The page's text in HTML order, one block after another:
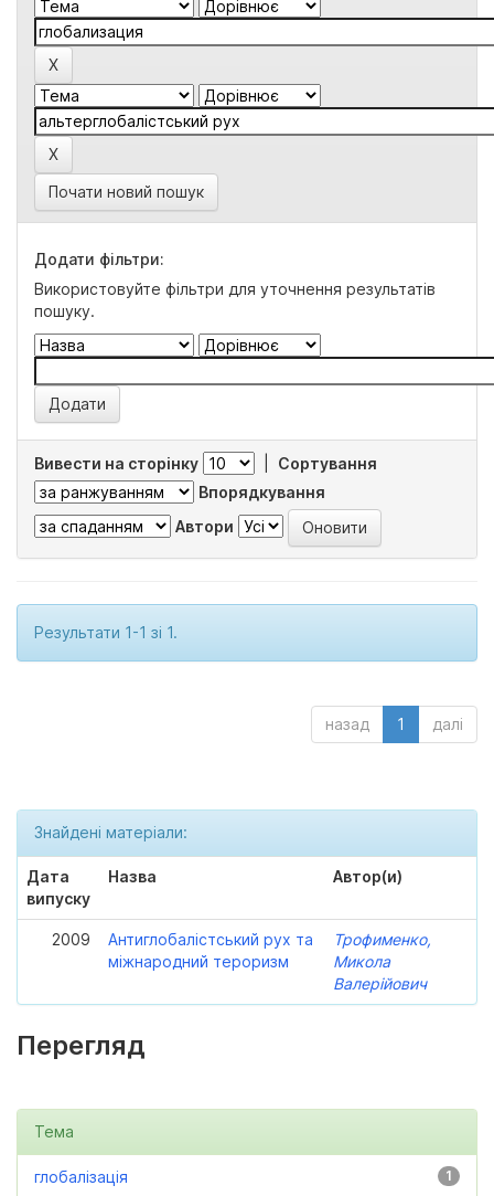
Почати новий пошук
Додати фільтри:
Використовуйте фільтри для уточнення результатів
пошуку.
Вивести на сторінку
Сортування
Впорядкування
Автори
Результати 1-1 зі 1.
назад 1 далі
Знайдені матеріали:
Дата
випуску
Назва Автор(и)
2009
Антиглобалістський рух та
міжнародний тероризм
Трофименко,
Микола
Валерійович
Перегляд
Тема
1
глобалізація